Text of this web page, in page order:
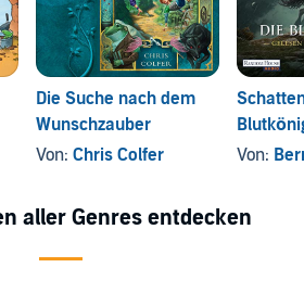
Die Suche nach dem
Wunschzauber
Von: Chris Colfer
Von:
aller Genres entdecken